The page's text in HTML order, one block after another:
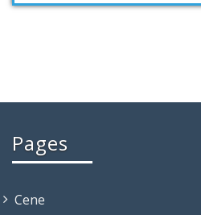
Pages
Cene